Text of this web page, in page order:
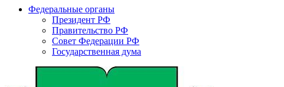
Федеральные органы
Президент РФ
Правительство РФ
Совет Федерации РФ
Государственная дума